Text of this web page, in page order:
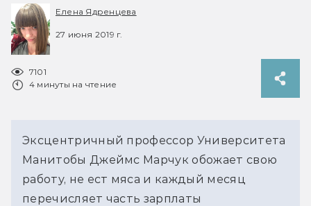
Елена Ядренцева
27 июня 2019 г.
7101
4 минуты на чтение
Эксцентричный профессор Университета
Манитобы Джеймс Марчук обожает свою
работу, не ест мяса и каждый месяц
перечисляет часть зарплаты